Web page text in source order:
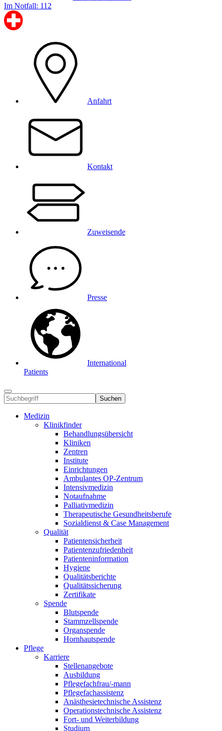
Im Notfall: 112
Anfahrt
Kontakt
Zuweisende
Presse
International
Patients
Suchen
Medizin
Klinikfinder
Behandlungsübersicht
Kliniken
Zentren
Institute
Einrichtungen
Ambulantes OP-Zentrum
Intensivmedizin
Notaufnahme
Palliativmedizin
Therapeutische Gesundheitsberufe
Sozialdienst & Case Management
Qualität
Patientensicherheit
Patientenzufriedenheit
Patienteninformation
Hygiene
Qualitätsberichte
Qualitätssicherung
Zertifikate
Spende
Blutspende
Stammzellspende
Organspende
Hornhautspende
Pflege
Karriere
Stellenangebote
Ausbildung
Pflegefachfrau/-mann
Pflegefachassistenz
Anästhesietechnische Assistenz
Operationstechnische Assistenz
Fort- und Weiterbildung
Studium